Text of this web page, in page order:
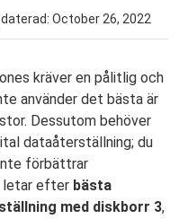
October 26, 2022
kräver en pålitlig och
använder det bästa är
Dessutom behöver
dataåterställning; du
förbättrar
letar efter bästa
med diskborr 3,